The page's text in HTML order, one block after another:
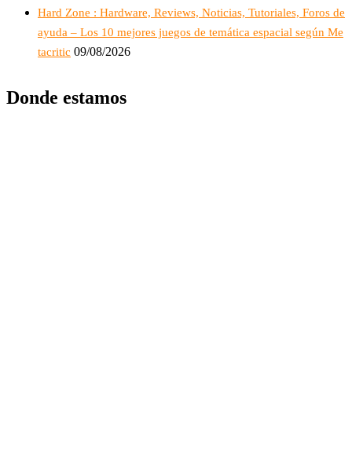
Hard Zone : Hardware, Reviews, Noticias, Tutoriales, Foros de
ayuda – Los 10 mejores juegos de temática espacial según Me
tacritic 09/08/2026
Donde estamos